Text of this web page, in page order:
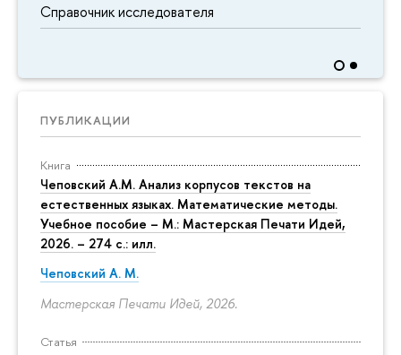
Справочник исследователя
ПУБЛИКАЦИИ
Книга
Чеповский А.М. Анализ корпусов текстов на
естественных языках. Математические методы.
Учебное пособие – М.: Мастерская Печати Идей,
2026. – 274 с.: илл.
Чеповский А. М.
Мастерская Печати Идей, 2026.
Статья